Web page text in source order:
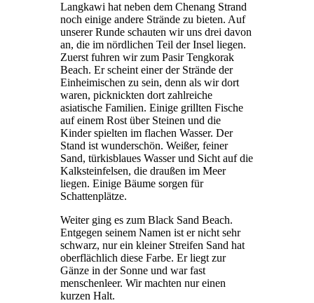
Langkawi hat neben dem Chenang Strand
noch einige andere Strände zu bieten. Auf
unserer Runde schauten wir uns drei davon
an, die im nördlichen Teil der Insel liegen.
Zuerst fuhren wir zum Pasir Tengkorak
Beach. Er scheint einer der Strände der
Einheimischen zu sein, denn als wir dort
waren, picknickten dort zahlreiche
asiatische Familien. Einige grillten Fische
auf einem Rost über Steinen und die
Kinder spielten im flachen Wasser. Der
Stand ist wunderschön. Weißer, feiner
Sand, türkisblaues Wasser und Sicht auf die
Kalksteinfelsen, die draußen im Meer
liegen. Einige Bäume sorgen für
Schattenplätze.
Weiter ging es zum Black Sand Beach.
Entgegen seinem Namen ist er nicht sehr
schwarz, nur ein kleiner Streifen Sand hat
oberflächlich diese Farbe. Er liegt zur
Gänze in der Sonne und war fast
menschenleer. Wir machten nur einen
kurzen Halt.